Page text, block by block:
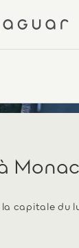
capitale du